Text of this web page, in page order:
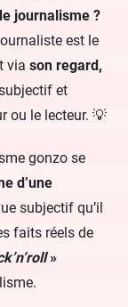
journalisme ?
est le
via son regard,
et
ou le lecteur. 💡
gonzo se
d’une
subjectif qu’il
faits réels de
»